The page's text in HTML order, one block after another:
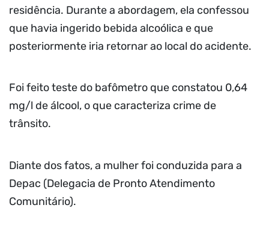
residência. Durante a abordagem, ela confessou
que havia ingerido bebida alcoólica e que
posteriormente iria retornar ao local do acidente.
Foi feito teste do bafômetro que constatou 0,64
mg/l de álcool, o que caracteriza crime de
trânsito.
Diante dos fatos, a mulher foi conduzida para a
Depac (Delegacia de Pronto Atendimento
Comunitário).